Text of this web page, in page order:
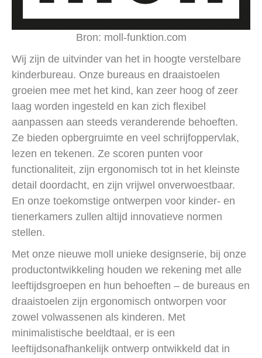
Bron: moll-funktion.com
Wij zijn de uitvinder van het in hoogte verstelbare
kinderbureau. Onze bureaus en draaistoelen
groeien mee met het kind, kan zeer hoog of zeer
laag worden ingesteld en kan zich flexibel
aanpassen aan steeds veranderende behoeften.
Ze bieden opbergruimte en veel schrijfoppervlak,
lezen en tekenen. Ze scoren punten voor
functionaliteit, zijn ergonomisch tot in het kleinste
detail doordacht, en zijn vrijwel onverwoestbaar.
En onze toekomstige ontwerpen voor kinder- en
tienerkamers zullen altijd innovatieve normen
stellen.
Met onze nieuwe moll unieke designserie, bij onze
productontwikkeling houden we rekening met alle
leeftijdsgroepen en hun behoeften – de bureaus en
draaistoelen zijn ergonomisch ontworpen voor
zowel volwassenen als kinderen. Met
minimalistische beeldtaal, er is een
leeftijdsonafhankelijk ontwerp ontwikkeld dat in